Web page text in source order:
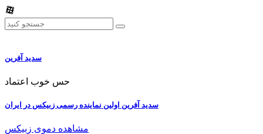
سدید آفرین
حس خوب اعتماد
سدید آفرین اولین نماینده رسمی زبیکس در ایران
مشاهده دموی زبیکس